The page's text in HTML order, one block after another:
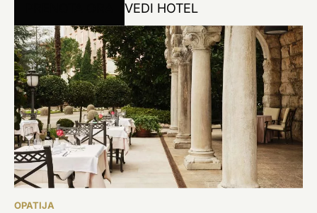
VEDI HOTEL
OPATIJA